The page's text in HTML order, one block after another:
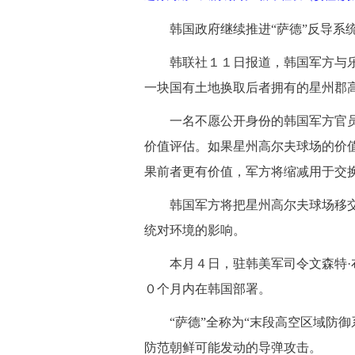
韩国政府继续推进“萨德”反导系
韩联社１１日报道，韩国军方与
一块国有土地换取后者拥有的星州郡
一名不愿公开身份的韩国军方官
价值评估。如果星州高尔夫球场的价
果前者更有价值，军方将缩减用于交
韩国军方将把星州高尔夫球场移交
统对环境的影响。
本月４日，驻韩美军司令文森特·
０个月内在韩国部署。
“萨德”全称为“末段高空区域防御
防范朝鲜可能发动的导弹攻击。